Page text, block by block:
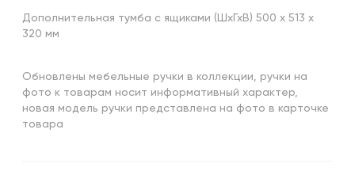
Дополнительная тумба с ящиками (ШхГхВ) 500 х 513 х
320 мм
Обновлены мебельные ручки в коллекции, ручки на
фото к товарам носит информативный характер,
новая модель ручки представлена на фото в карточке
товара